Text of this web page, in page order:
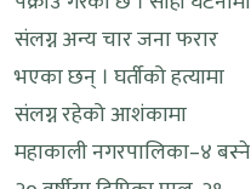
संलग्न अन्य चार जना फरार
भएका छन् । घर्तीको हत्यामा
संलग्न रहेको आशंकामा
महाकाली नगरपालिका–४ बस्ने